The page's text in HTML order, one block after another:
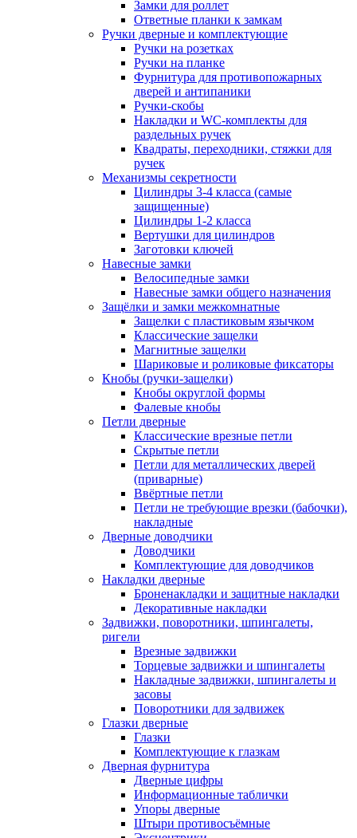
Замки для роллет
Ответные планки к замкам
Ручки дверные и комплектующие
Ручки на розетках
Ручки на планке
Фурнитура для противопожарных
дверей и антипаники
Ручки-скобы
Накладки и WC-комплекты для
раздельных ручек
Квадраты, переходники, стяжки для
ручек
Механизмы секретности
Цилиндры 3-4 класса (самые
защищенные)
Цилиндры 1-2 класса
Вертушки для цилиндров
Заготовки ключей
Навесные замки
Велосипедные замки
Навесные замки общего назначения
Защёлки и замки межкомнатные
Защелки с пластиковым язычком
Классические защелки
Магнитные защелки
Шариковые и роликовые фиксаторы
Кнобы (ручки-защелки)
Кнобы округлой формы
Фалевые кнобы
Петли дверные
Классические врезные петли
Скрытые петли
Петли для металлических дверей
(приварные)
Ввёртные петли
Петли не требующие врезки (бабочки),
накладные
Дверные доводчики
Доводчики
Комплектующие для доводчиков
Накладки дверные
Броненакладки и защитные накладки
Декоративные накладки
Задвижки, поворотники, шпингалеты,
ригели
Врезные задвижки
Торцевые задвижки и шпингалеты
Накладные задвижки, шпингалеты и
засовы
Поворотники для задвижек
Глазки дверные
Глазки
Комплектующие к глазкам
Дверная фурнитура
Дверные цифры
Информационные таблички
Упоры дверные
Штыри противосъёмные